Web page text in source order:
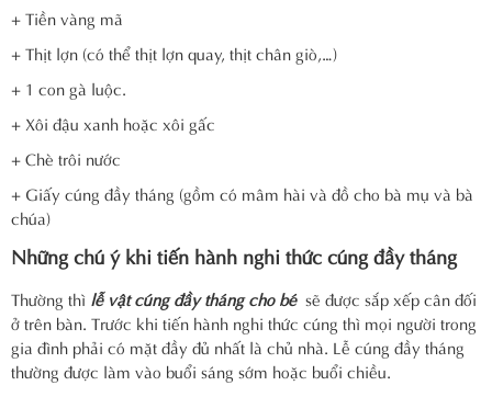
+ Tiền vàng mã
+ Thịt lợn (có thể thịt lợn quay, thịt chân giò,…)
+ 1 con gà luộc.
+ Xôi đậu xanh hoặc xôi gấc
+ Chè trôi nước
+ Giấy cúng đầy tháng (gồm có mâm hài và đồ cho bà mụ và bà
chúa)
Những chú ý khi tiến hành nghi thức cúng đầy tháng
Thường thì lễ vật cúng đầy tháng cho bé sẽ được sắp xếp cân đối
ở trên bàn. Trước khi tiến hành nghi thức cúng thì mọi người trong
gia đình phải có mặt đầy đủ nhất là chủ nhà. Lễ cúng đầy tháng
thường được làm vào buổi sáng sớm hoặc buổi chiều.